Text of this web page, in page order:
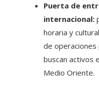
Puerta de
internacional:
horaria y
de operaciones
buscan activos
Medio Oriente.